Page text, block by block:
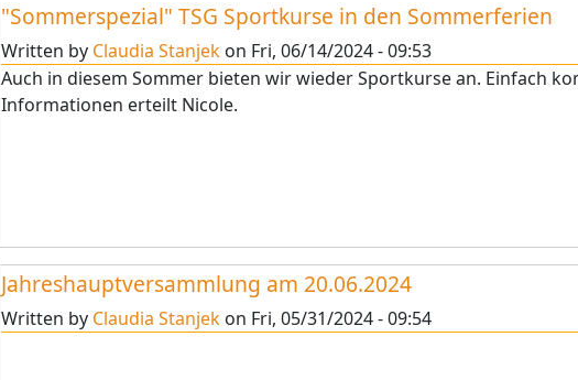
"Sommerspezial" TSG Sportkurse in den Sommerferien
Written by Claudia Stanjek on Fri, 06/14/2024 - 09:53
Auch in diesem Sommer bieten wir wieder Sportkurse an. Einfach
Informationen erteilt Nicole.
Jahreshauptversammlung am 20.06.2024
Written by Claudia Stanjek on Fri, 05/31/2024 - 09:54